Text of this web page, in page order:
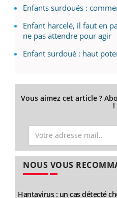
Enfants surdoués :
Enfant harcelé, il faut en
ne pas attendre pour agir
Enfant surdoué : haut
Vous aimez cet article ?
!
NOUS VOUS
Hantavirus : un cas détecté